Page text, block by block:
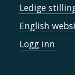
Ledige
English
Logg inn